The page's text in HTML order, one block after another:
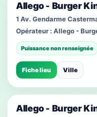
Allego - Burger
1 Av. Gendarme
Opérateur : Allego -
Puissance non renseignée
Fiche lieu Ville
Allego - Burger